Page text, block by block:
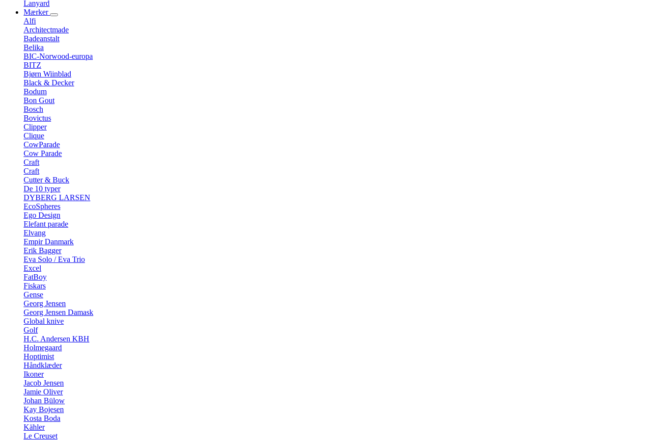
Lanyard
Mærker
Alfi
Architectmade
Badeanstalt
Belika
BIC-Norwood-europa
BITZ
Bjørn Wiinblad
Black & Decker
Bodum
Bon Gout
Bosch
Bovictus
Clipper
Clique
CowParade
Cow Parade
Craft
Craft
Cutter & Buck
De 10 typer
DYBERG LARSEN
EcoSpheres
Ego Design
Elefant parade
Elvang
Empir Danmark
Erik Bagger
Eva Solo / Eva Trio
Excel
FatBoy
Fiskars
Gense
Georg Jensen
Georg Jensen Damask
Global knive
Golf
H.C. Andersen KBH
Holmegaard
Hoptimist
Håndklæder
Ikoner
Jacob Jensen
Jamie Oliver
Johan Bülow
Kay Bojesen
Kosta Boda
Kähler
Le Creuset